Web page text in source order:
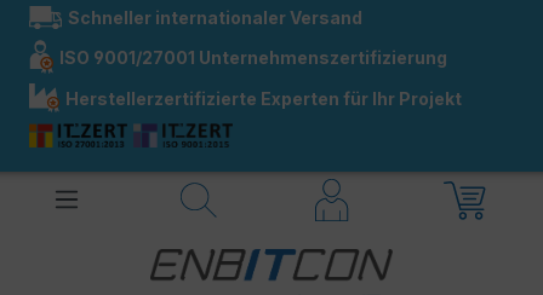
springen
Schneller internationaler Versand
ISO 9001/27001 Unternehmenszertifizierung
Herstellerzertifizierte Experten für Ihr Projekt